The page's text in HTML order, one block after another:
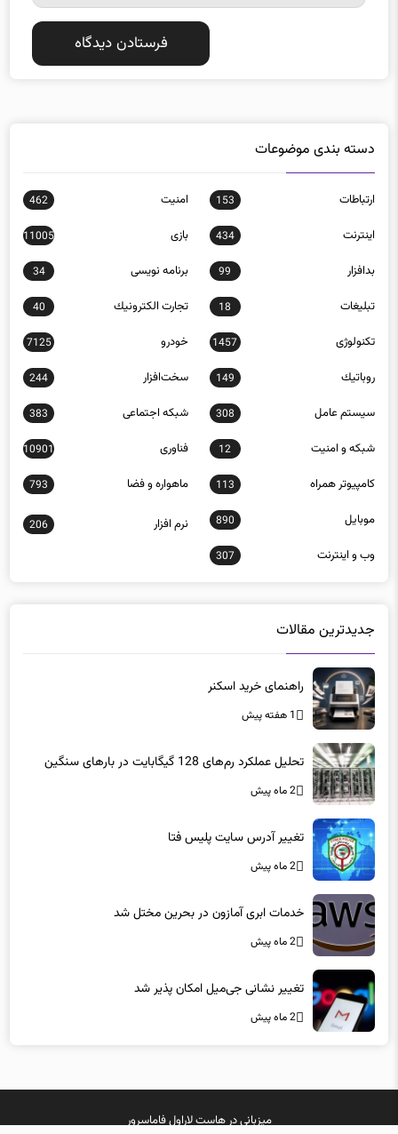
دسته بندی موضوعات
ارتباطات 153 امنيت 462
اينترنت 434 بازی 11005
بدافزار 99 برنامه نويسی 34
تبلیغات 18 تجارت الكترونيك 40
تکنولوژی 1457 خودرو 7125
روباتيك 149 سخت‌افزار 244
سيستم عامل 308 شبكه اجتماعی 383
شبكه و امنيت 12 فناوری 10901
كامپيوتر همراه 113 ماهواره و فضا 793
موبايل 890 نرم افزار 206
وب و اينترنت 307
جدیدترین مقالات
راهنمای خرید اسکنر
1 هفته پیش
تحلیل عملکرد رم‌های 128 گیگابایت در بارهای سنگین
2 ماه پیش
تغییر آدرس سایت پلیس فتا
2 ماه پیش
خدمات ابری آمازون در بحرین مختل شد
2 ماه پیش
تغییر نشانی جی‌میل امکان پذیر شد
2 ماه پیش
میزبانی درهاست لاراولفاماسرور